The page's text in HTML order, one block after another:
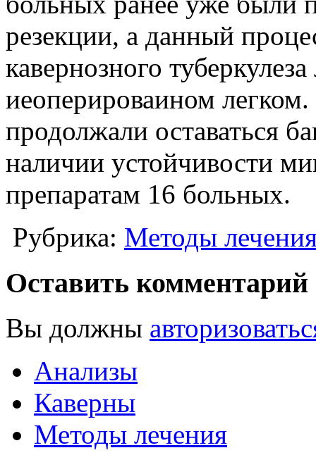
резекции, а данный
кавернозного
иеоперироваином
продолжали оставаться
наличии устойчивости
препаратам 16 больных.
Рубрика: Методы
Оставить комментарий
Вы должны
Анализы
Каверны
Методы лечения